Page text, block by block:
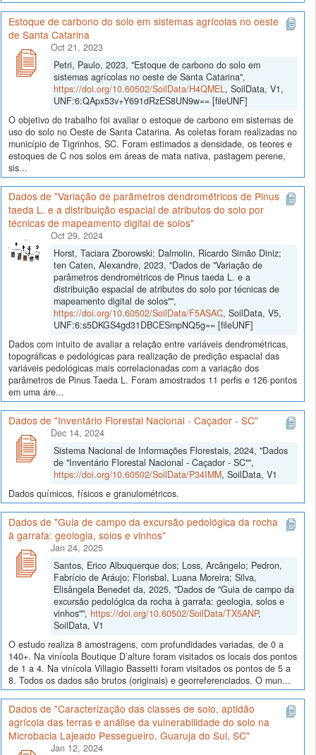
Estoque de carbono do solo em sistemas agrícolas no oeste
de Santa Catarina
Oct 21, 2023
Petri, Paulo, 2023, "Estoque de carbono do solo em
sistemas agrícolas no oeste de Santa Catarina",
https://doi.org/10.60502/SoilData/H4QMEL, SoilData, V1,
UNF:6:QApx53v+Y691dRzES8UN9w== [fileUNF]
O objetivo do trabalho foi avaliar o estoque de carbono em sistemas de
uso do solo no Oeste de Santa Catarina. As coletas foram realizadas no
município de Tigrinhos, SC. Foram estimados a densidade, os teores e
estoques de C nos solos em áreas de mata nativa, pastagem perene,
sis...
Dados de "Variação de parâmetros dendrométricos de Pinus
taeda L. e a distribuição espacial de atributos do solo por
técnicas de mapeamento digital de solos"
Oct 29, 2024
Horst, Taciara Zborowski; Dalmolin, Ricardo Simão Diniz;
ten Caten, Alexandre, 2023, "Dados de "Variação de
parâmetros dendrométricos de Pinus taeda L. e a
distribuição espacial de atributos do solo por técnicas de
mapeamento digital de solos"",
https://doi.org/10.60502/SoilData/F5ASAC, SoilData, V5,
UNF:6:s5DKGS4gd31DBCESmpNQ5g== [fileUNF]
Dados com intuito de avaliar a relação entre variáveis dendrométricas,
topográficas e pedológicas para realização de predição espacial das
variáveis pedológicas mais correlacionadas com a variação dos
parâmetros de Pinus Taeda L. Foram amostrados 11 perfis e 126 pontos
em uma áre...
Dados de "Inventário Florestal Nacional - Caçador - SC"
Dec 14, 2024
Sistema Nacional de Informações Florestais, 2024, "Dados
de "Inventário Florestal Nacional - Caçador - SC"",
https://doi.org/10.60502/SoilData/P34IMM, SoilData, V1
Dados químicos, físicos e granulométricos.
Dados de "Guia de campo da excursão pedológica da rocha
à garrafa: geologia, solos e vinhos"
Jan 24, 2025
Santos, Erico Albuquerque dos; Loss, Arcângelo; Pedron,
Fabrício de Aráujo; Florisbal, Luana Moreira; Silva,
Elisângela Benedet da, 2025, "Dados de "Guia de campo da
excursão pedológica da rocha à garrafa: geologia, solos e
vinhos"", https://doi.org/10.60502/SoilData/TX5ANP,
SoilData, V1
O estudo realiza 8 amostragens, com profundidades variadas, de 0 a
140+. Na vinícola Boutique D’alture foram visitados os locais dos pontos
de 1 a 4. Na vinícola Villagio Bassetti foram visitados os pontos de 5 a
8. Todos os dados são brutos (originais) e georreferenciados. O mun...
Dados de "Caracterização das classes de solo, aptidão
agrícola das terras e análise da vulnerabilidade do solo na
Microbacia Lajeado Pessegueiro, Guaruja do Sul, SC"
Jan 12, 2024